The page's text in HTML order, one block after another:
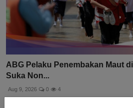
ABG Pelaku Penembakan Maut
Suka Non...
Aug 9, 2026 0 4